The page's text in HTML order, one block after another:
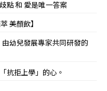
點 和 愛是唯一答案
美顏飲】
幼兒發展專家共同研發的
抗拒上學」的心。